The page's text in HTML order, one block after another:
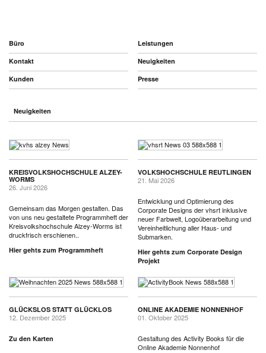
Büro
Leistungen
Kontakt
Neuigkeiten
Kunden
Presse
Neuigkeiten
KREISVOLKSHOCHSCHULE ALZEY-
WORMS
26. Juni 2026
Gemeinsam das Morgen gestalten. Das
von uns neu gestaltete Programmheft der
Kreisvolkshochschule Alzey-Worms ist
druckfrisch erschienen..
Hier gehts zum Programmheft
VOLKSHOCHSCHULE REUTLINGEN
21. Mai 2026
Entwicklung und Optimierung des
Corporate Designs der vhsrt inklusive
neuer Farbwelt, Logoüberarbeitung und
Vereinheitlichung aller Haus- und
Submarken.
Hier gehts zum Corporate Design
Projekt
GLÜCKSLOS STATT GLÜCKLOS
12. Dezember 2025
Zu den Karten
ONLINE AKADEMIE NONNENHOF
01. Oktober 2025
Gestaltung des Activity Books für die
Online Akademie Nonnenhof